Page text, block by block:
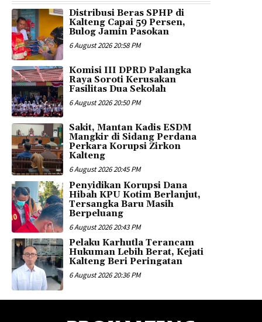
Distribusi Beras SPHP di
Kalteng Capai 59 Persen,
Bulog Jamin Pasokan
6 August 2026 20:58 PM
Komisi III DPRD Palangka
Raya Soroti Kerusakan
Fasilitas Dua Sekolah
6 August 2026 20:50 PM
Sakit, Mantan Kadis ESDM
Mangkir di Sidang Perdana
Perkara Korupsi Zirkon
Kalteng
6 August 2026 20:45 PM
Penyidikan Korupsi Dana
Hibah KPU Kotim Berlanjut,
Tersangka Baru Masih
Berpeluang
6 August 2026 20:43 PM
Pelaku Karhutla Terancam
Hukuman Lebih Berat, Kejati
Kalteng Beri Peringatan
6 August 2026 20:36 PM